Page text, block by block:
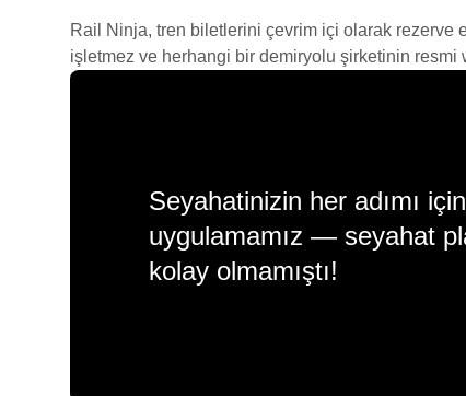
Rail Ninja, tren biletlerini çevrim içi olarak rezerve
işletmez ve herhangi bir demiryolu şirketinin
Seyahatinizin her adımı
uygulamamız — seyahat
kolay olmamıştı!